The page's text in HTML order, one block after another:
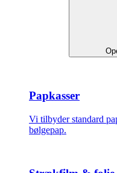
Papkasser
Vi tilbyder standard
bølgepap.